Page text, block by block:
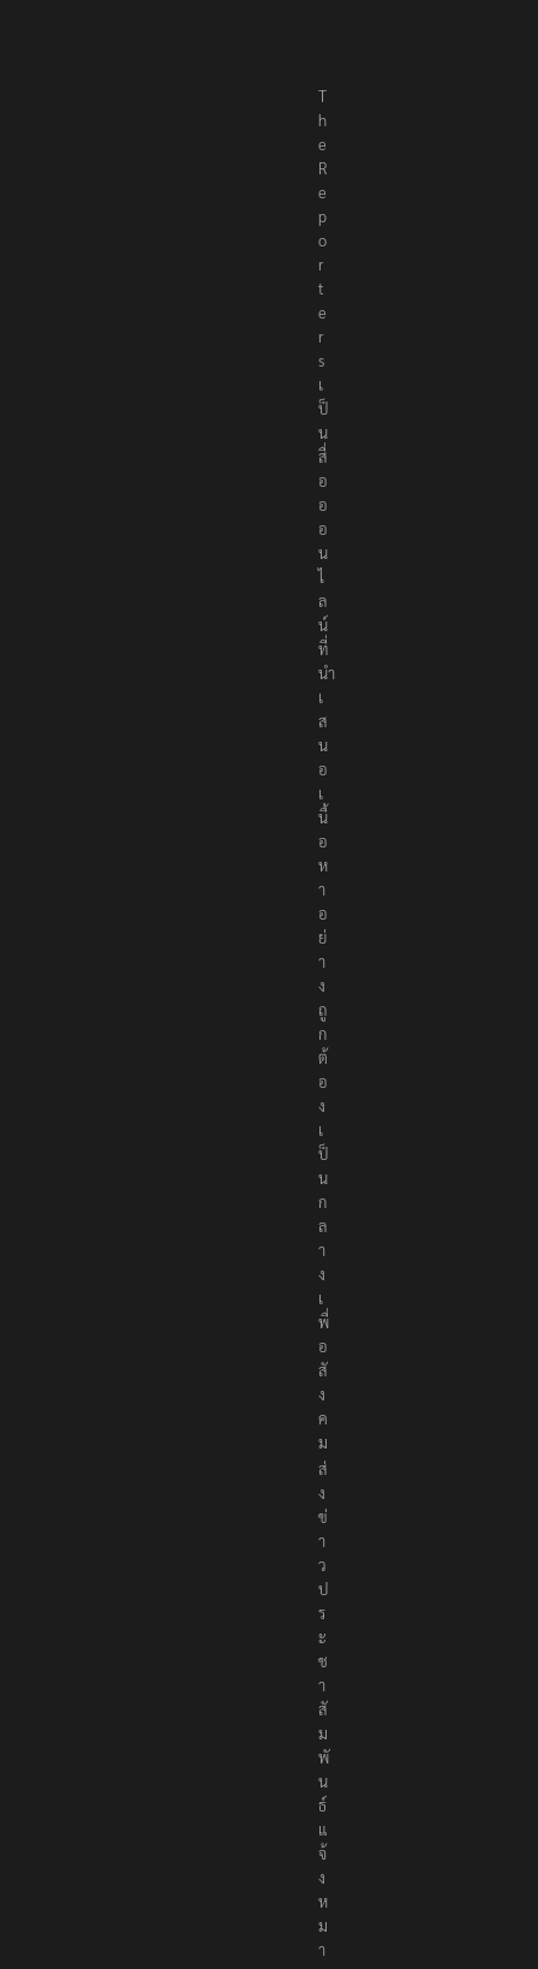
T
h
e
R
e
p
o
r
t
e
r
s
เ
ป็
น
สื่
อ
อ
อ
น
ไ
ล
น์
ที่
นำ
เ
ส
น
อ
เ
นื้
อ
ห
า
อ
ย่
า
ง
ถู
ก
ต้
อ
ง
เ
ป็
น
ก
ล
า
ง
เ
พื่
อ
สั
ง
ค
ม
ส่
ง
ข่
า
ว
ป
ร
ะ
ช
า
สั
ม
พั
น
ธ์
แ
จ้
ง
ห
ม
า